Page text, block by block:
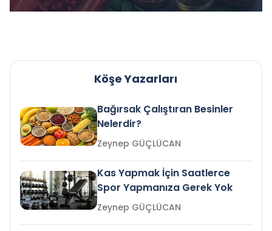
Köşe Yazarları
Bağırsak Çalıştıran Besinler
Nelerdir?
Zeynep GÜÇLÜCAN
Kas Yapmak İçin Saatlerce
Spor Yapmanıza Gerek Yok
Zeynep GÜÇLÜCAN